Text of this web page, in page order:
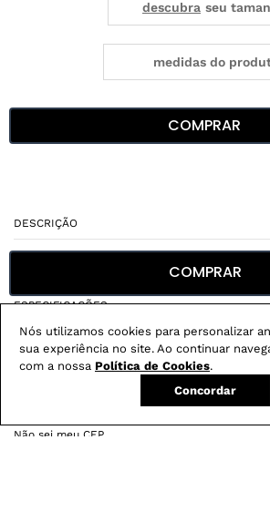
Nós utilizamos cookies para personalizar
sua experiência no site. Ao continuar
com a nossa Política de Cookies.
Concordar
medidas do
COMPRAR
DESCRIÇÃO
ESPECIFICAÇÕES
Não sei meu CEP
COMPRAR